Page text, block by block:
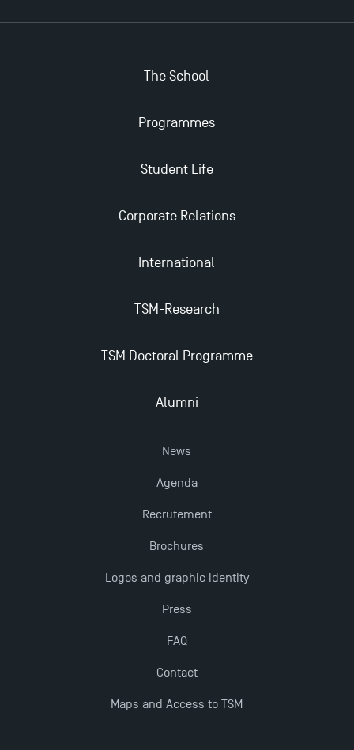
Find Your Master for the 2024-2025 Academic Year
Apply for Bachelor's 2 and 3 Programmes for 2024-
Dissertations receive Awards
TSM earns prestigious EQUIS accreditation in 2023!
Last Days to Apply: Work-Study Programmes at
New Programmes at Toulouse School of
The School
Programmes
Student Life
Corporate Relations
International
TSM-Research
TSM Doctoral Programme
Alumni
News
Agenda
Recrutement
Brochures
Logos and graphic identity
Press
FAQ
Contact
Maps and Access to TSM